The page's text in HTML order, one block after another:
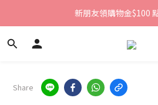
新朋友領購物金$100
新朋友領購物金$100
全館滿1800免運
Share